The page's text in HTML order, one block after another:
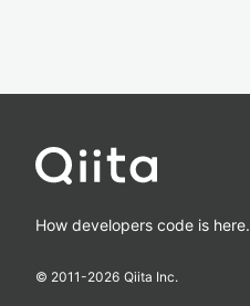
How developers code is here.
© 2011-2026 Qiita Inc.